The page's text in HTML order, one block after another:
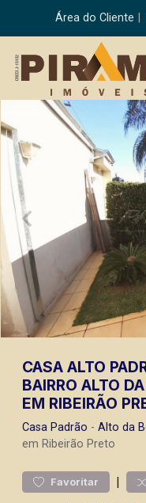
Área do Cliente
CASA ALTO
BAIRRO ALTO
EM RIBEIRÃO
Casa Padrão - Alto da
em Ribeirão Preto
Favoritar |